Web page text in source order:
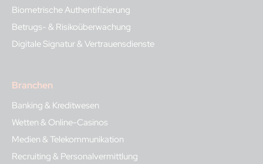
Biometrische Authentifizierung
Betrugs- & Risikoüberwachung
Digitale Signatur & Vertrauensdienste
Branchen
Banking & Kreditwesen
Wetten & Online-Casinos
Medien & Telekommunikation
Recruiting & Personalvermittlung